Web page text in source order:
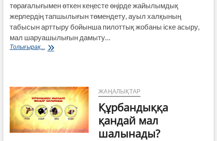
төрағалығымен өткен кеңесте өңірде жайылымдық
жерлердің тапшылығын төмендету, ауыл халқының
табысын арттыру бойынша пилоттық жобаны іске асыру,
мал шаруашылығын дамыту…
Толығырақ...
Өңір
жұмыстарын
сынға
алды
ЖАҢАЛЫҚТАР
Құрбандыққа
қандай мал
шалынады?